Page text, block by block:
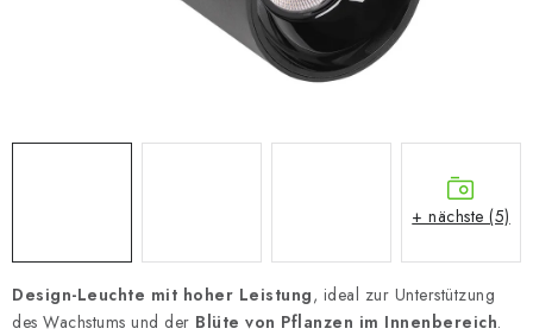
Design-Leuchte mit hoher Leistung, ideal zur Unterstützung
des Wachstums und der Blüte von Pflanzen im Innenbereich.
+ nächste (5)